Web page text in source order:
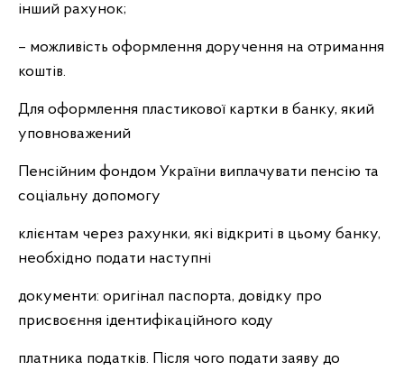
інший рахунок;
– можливість оформлення доручення на отримання
коштів.
Для оформлення пластикової картки в банку, який
уповноважений
Пенсійним фондом України виплачувати пенсію та
соціальну допомогу
клієнтам через рахунки, які відкриті в цьому банку,
необхідно подати наступні
документи: оригінал паспорта, довідку про
присвоєння ідентифікаційного коду
платника податків. Після чого подати заяву до